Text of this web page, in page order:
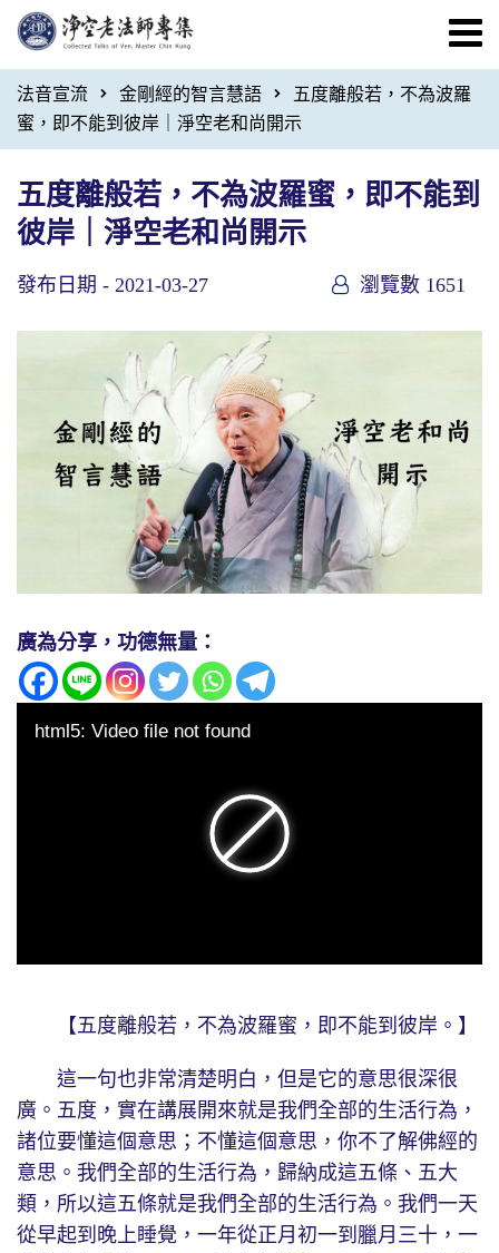
法音宣流 金剛經的智言慧語
五度離般若，不為波羅
蜜，即不能到彼岸｜淨空老和尚開示
五度離般若，不為波羅蜜，即不能到
彼岸｜淨空老和尚開示
發布日期 - 2021-03-27 瀏覽數 1651
廣為分享，功德無量：
html5: Video file not found
【五度離般若，不為波羅蜜，即不能到彼岸。】
這一句也非常清楚明白，但是它的意思很深很
廣。五度，實在講展開來就是我們全部的生活行為，
諸位要懂這個意思；不懂這個意思，你不了解佛經的
意思。我們全部的生活行為，歸納成這五條、五大
類，所以這五條就是我們全部的生活行為。我們一天
從早起到晚上睡覺，一年從正月初一到臘月三十，一